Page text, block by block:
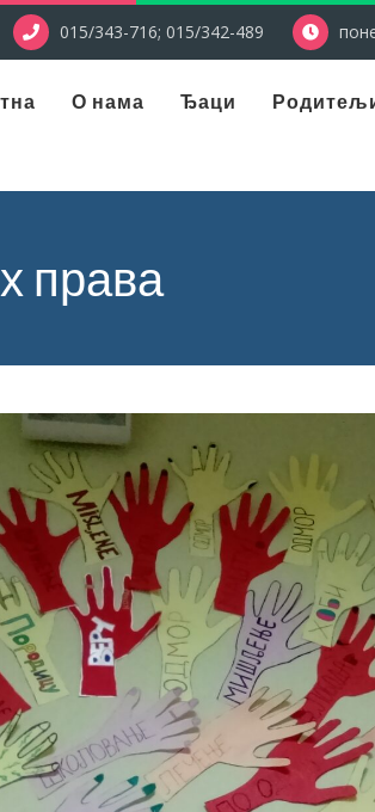
015/343-716; 015/342-489
О нама Ђаци
права